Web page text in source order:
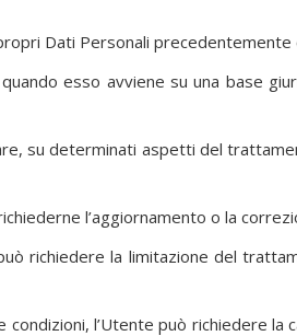
Dati Personali precedentemente
esso avviene su una base
su determinati aspetti del
l’aggiornamento o la
richiedere la limitazione del
l’Utente può richiedere la